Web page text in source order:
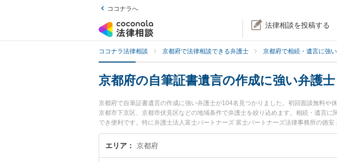
ココナラへ
法律相談を投稿する
ココナラ法律相談 京都府で法律相談できる弁護士 京都府で相続・遺言に強
京都府の自筆証書遺言の作成に強い弁護士
京都府で自筆証書遺言の作成に強い弁護士が104名見つかりました。初回面談無料
京都市下京区、京都市伏見区などの地域条件で弁護士を絞り込めます。相続・遺言
でき便利です。特に弁護士法人富士パートナーズ 富士パートナーズ法律事務所の徳
の長谷川 純一弁護士のプロフィール情報や弁護士費用、強みなどが注目されていま
したい』『自筆証書遺言の作成のトラブル解決の実績豊富な近くの弁護士を検索し
エリア 京都府